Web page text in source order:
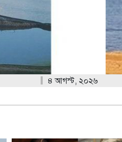
৪ আগস্ট, ২০২৬
হাকালুকি হাওড়